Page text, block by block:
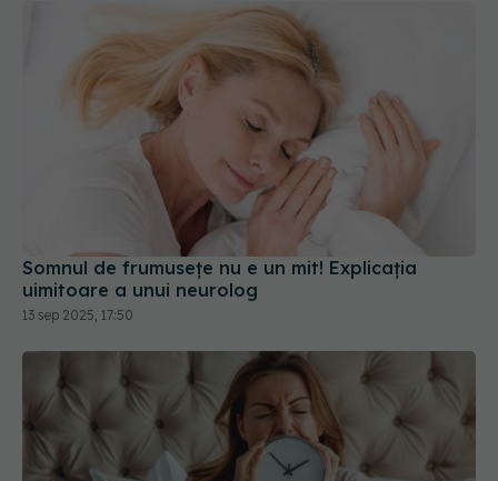
Somnul de frumusețe nu e un mit! Explicația
uimitoare a unui neurolog
13 sep 2025, 17:50